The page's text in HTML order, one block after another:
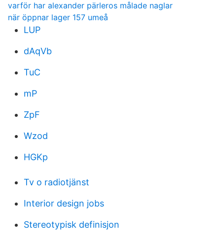
varför har alexander pärleros målade naglar
när öppnar lager 157 umeå
LUP
dAqVb
TuC
mP
ZpF
Wzod
HGKp
Tv o radiotjänst
Interior design jobs
Stereotypisk definisjon